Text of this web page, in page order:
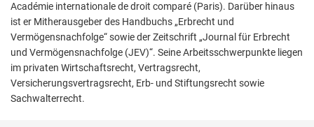
Académie internationale de droit comparé (Paris). Darüber hinaus
ist er Mitherausgeber des Handbuchs „Erbrecht und
Vermögensnachfolge“ sowie der Zeitschrift „Journal für Erbrecht
und Vermögensnachfolge (JEV)“. Seine Arbeitsschwerpunkte liegen
im privaten Wirtschaftsrecht, Vertragsrecht,
Versicherungsvertragsrecht, Erb- und Stiftungsrecht sowie
Sachwalterrecht.